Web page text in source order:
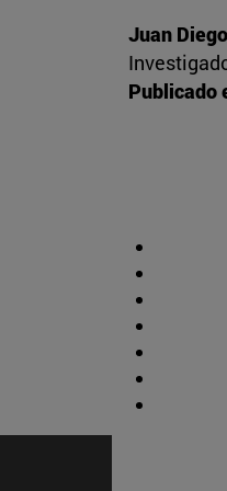
Juan
Publicado